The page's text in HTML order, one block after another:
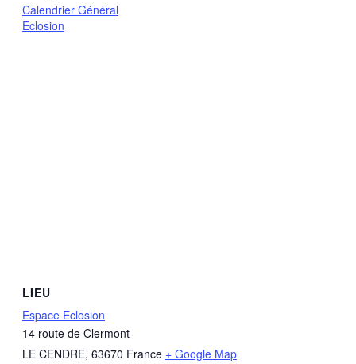
Calendrier Général
Eclosion
LIEU
Espace Eclosion
14 route de Clermont
LE CENDRE, 63670 France + Google Map